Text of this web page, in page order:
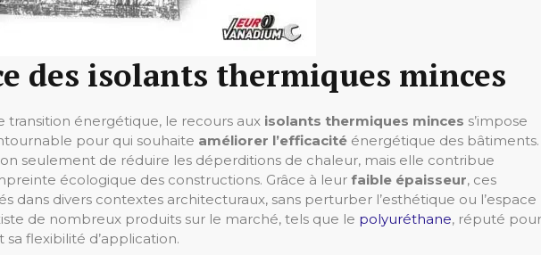
des isolants thermiques minces
transition énergétique, le recours aux isolants thermiques minces s’impose
pour qui souhaite améliorer l’efficacité énergétique des bâtiments.
seulement de réduire les déperditions de chaleur, mais elle contribue
écologique des constructions. Grâce à leur faible épaisseur, ces
dans divers contextes architecturaux, sans perturber l’esthétique ou l’espace
de nombreux produits sur le marché, tels que le polyuréthane, réputé pour
flexibilité d’application.